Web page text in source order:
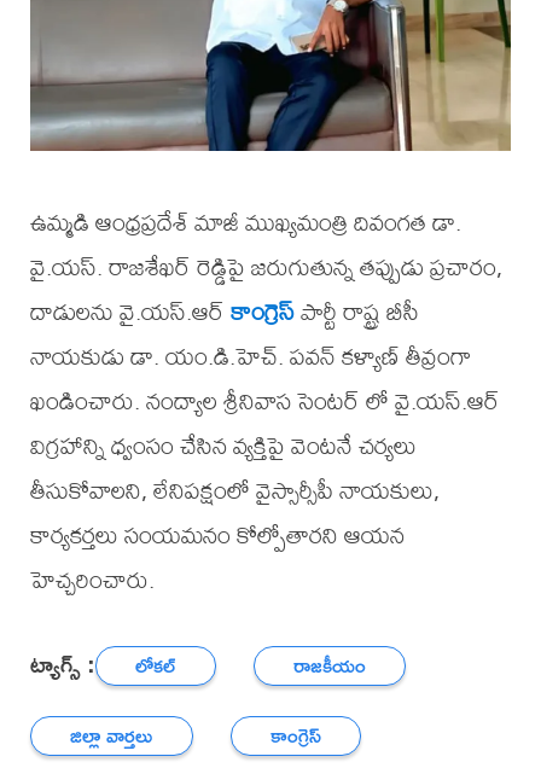
ఉమ్మడి ఆంధ్రప్రదేశ్ మాజీ ముఖ్యమంత్రి దివంగత డా.
వై.యస్. రాజశేఖర్ రెడ్డిపై జరుగుతున్న తప్పుడు ప్రచారం,
దాడులను వై.యస్.ఆర్కాంగ్రెస్పార్టీ రాష్ట్ర బీసీ
నాయకుడు డా. యం.డి.హెచ్. పవన్ కళ్యాణ్ తీవ్రంగా
ఖండించారు. నంద్యాల శ్రీనివాస సెంటర్ లో వై.యస్.ఆర్
విగ్రహాన్ని ధ్వంసం చేసిన వ్యక్తిపై వెంటనే చర్యలు
తీసుకోవాలని, లేనిపక్షంలో వైస్సార్సీపీ నాయకులు,
కార్యకర్తలు సంయమనం కోల్పోతారని ఆయన
హెచ్చరించారు.
ట్యాగ్స్ : లోకల్
రాజకీయం
జిల్లా వార్తలు
కాంగ్రెస్